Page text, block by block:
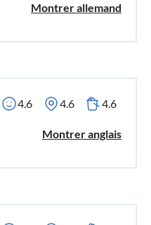
Montrer allemand
4.6 4.6 4.6
Montrer anglais